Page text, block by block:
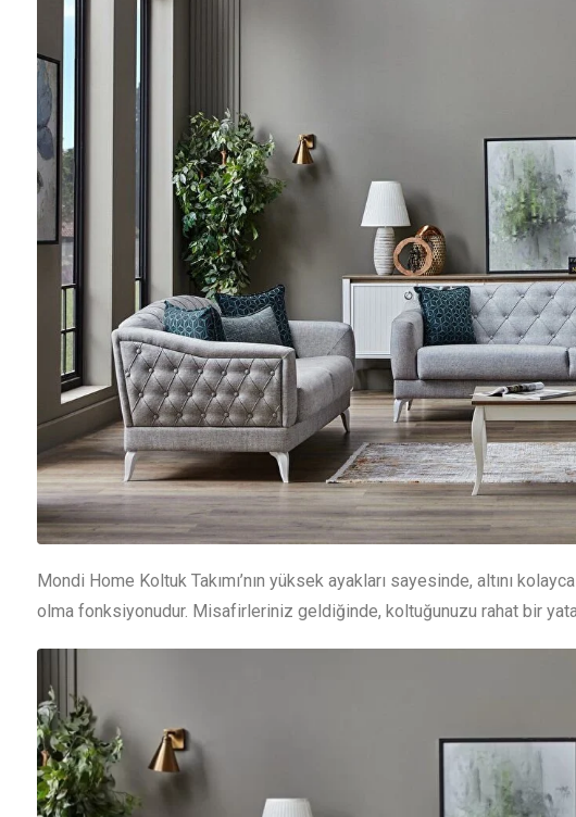
Mondi Home Koltuk Takımı’nın yüksek ayakları sayesinde, altını
olma fonksiyonudur. Misafirleriniz geldiğinde, koltuğunuzu rahat bir